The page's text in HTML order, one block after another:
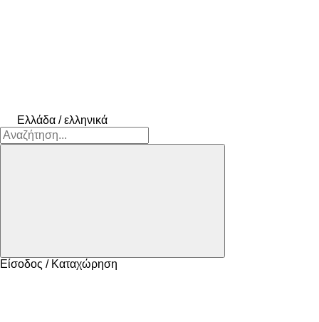
Ελλάδα / ελληνικά
Είσοδος / Καταχώρηση